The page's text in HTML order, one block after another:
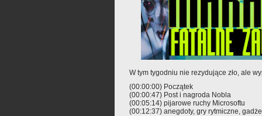
W tym tygodniu nie rezydujące zło, ale
(00:00:00) Początek
(00:00:47) Post i nagroda Nobla
(00:05:14) pijarowe ruchy Microsoftu
(00:12:37) anegdoty, gry rytmiczne,